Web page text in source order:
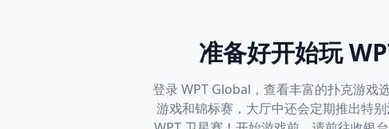
准备好开始玩
登录 WPT Global，查看丰富的扑克游戏
游戏和锦标赛，大厅中还会定期推出特